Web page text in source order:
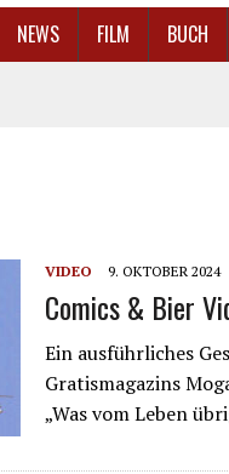
NEWS FILM BUCH
VIDEO 9. OKTOBER 2024
Comics & Bier
Ein ausführliches
Gratismagazins
„Was vom Leben